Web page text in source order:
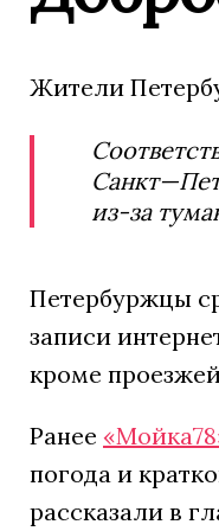
Жители
из-за
Петербуржцы
записи
кроме
Ранее
погода и
рассказали в